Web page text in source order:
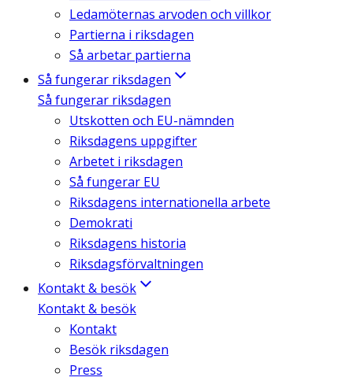
Ledamöternas arvoden och villkor
Partierna i riksdagen
Så arbetar partierna
Så fungerar riksdagen
Så fungerar riksdagen
Utskotten och EU-nämnden
Riksdagens uppgifter
Arbetet i riksdagen
Så fungerar EU
Riksdagens internationella arbete
Demokrati
Riksdagens historia
Riksdagsförvaltningen
Kontakt & besök
Kontakt & besök
Kontakt
Besök riksdagen
Press